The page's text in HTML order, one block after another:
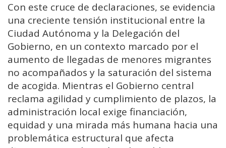
Con este cruce de declaraciones, se evidencia
una creciente tensión institucional entre la
Ciudad Autónoma y la Delegación del
Gobierno, en un contexto marcado por el
aumento de llegadas de menores migrantes
no acompañados y la saturación del sistema
de acogida. Mientras el Gobierno central
reclama agilidad y cumplimiento de plazos, la
administración local exige financiación,
equidad y una mirada más humana hacia una
problemática estructural que afecta